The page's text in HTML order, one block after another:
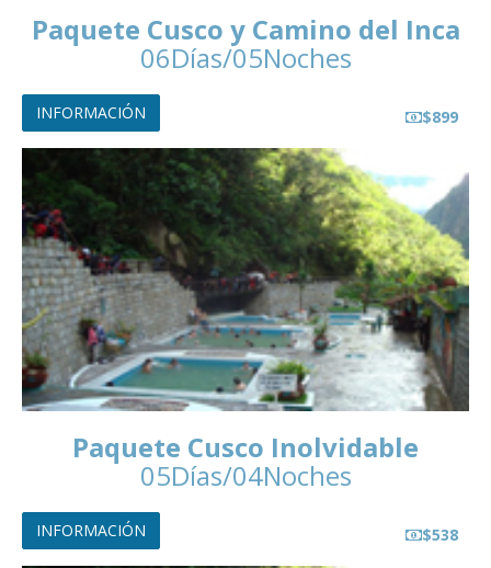
Paquete Cusco y Camino del Inca
06Días/05Noches
$899
INFORMACIÓN
Paquete Cusco Inolvidable
05Días/04Noches
$538
INFORMACIÓN